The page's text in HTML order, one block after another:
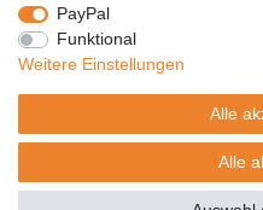
Malchower Wölfe
ZERTIFIKATE
Händlerbund
Trusted Shops
PayPal
Funktional
Weitere Einstellungen
Alle
Alle